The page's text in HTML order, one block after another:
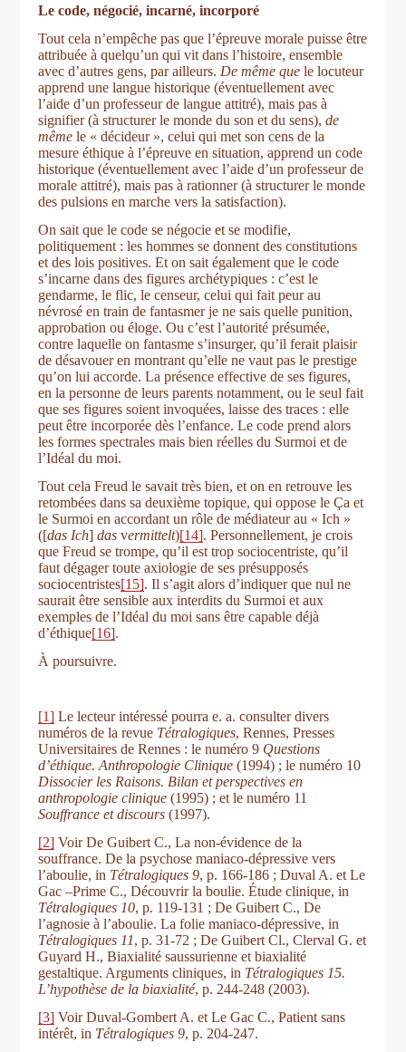
Le code, négocié, incarné, incorporé
Tout cela n’empêche pas que l’épreuve morale puisse être
attribuée à quelqu’un qui vit dans l’histoire, ensemble
avec d’autres gens, par ailleurs. De même que le locuteur
apprend une langue historique (éventuellement avec
l’aide d’un professeur de langue attitré), mais pas à
signifier (à structurer le monde du son et du sens),de
même le « décideur », celui qui met son cens de la
mesure éthique à l’épreuve en situation, apprend un code
historique (éventuellement avec l’aide d’un professeur de
morale attitré), mais pas à rationner (à structurer le monde
des pulsions en marche vers la satisfaction).
On sait que le code se négocie et se modifie,
politiquement : les hommes se donnent des constitutions
et des lois positives. Et on sait également que le code
s’incarne dans des figures archétypiques : c’est le
gendarme, le flic, le censeur, celui qui fait peur au
névrosé en train de fantasmer je ne sais quelle punition,
approbation ou éloge. Ou c’est l’autorité présumée,
contre laquelle on fantasme s’insurger, qu’il ferait plaisir
de désavouer en montrant qu’elle ne vaut pas le prestige
qu’on lui accorde. La présence effective de ses figures,
en la personne de leurs parents notamment, ou le seul fait
que ses figures soient invoquées, laisse des traces : elle
peut être incorporée dès l’enfance. Le code prend alors
les formes spectrales mais bien réelles du Surmoi et de
l’Idéal du moi.
Tout cela Freud le savait très bien, et on en retrouve les
retombées dans sa deuxième topique, qui oppose le Ça et
le Surmoi en accordant un rôle de médiateur au « Ich »
([das Ich]das vermittelt)[14]. Personnellement, je crois
que Freud se trompe, qu’il est trop sociocentriste, qu’il
faut dégager toute axiologie de ses présupposés
sociocentristes[15]. Il s’agit alors d’indiquer que nul ne
saurait être sensible aux interdits du Surmoi et aux
exemples de l’Idéal du moi sans être capable déjà
d’éthique[16].
À poursuivre.
[1] Le lecteur intéressé pourra e. a. consulter divers
numéros de la revue Tétralogiques, Rennes, Presses
Universitaires de Rennes : le numéro 9 Questions
d’éthique. Anthropologie Clinique (1994) ; le numéro 10
Dissocier les Raisons. Bilan et perspectives en
anthropologie clinique (1995) ; et le numéro 11
Souffrance et discours (1997).
[2] Voir De Guibert C., La non-évidence de la
souffrance. De la psychose maniaco-dépressive vers
l’aboulie, in Tétralogiques 9, p. 166-186 ; Duval A. et Le
Gac –Prime C., Découvrir la boulie. Étude clinique, in
Tétralogiques 10, p. 119-131 ; De Guibert C., De
l’agnosie à l’aboulie. La folie maniaco-dépressive, in
Tétralogiques 11, p. 31-72 ; De Guibert Cl., Clerval G. et
Guyard H., Biaxialité saussurienne et biaxialité
gestaltique. Arguments cliniques, in Tétralogiques 15.
L’hypothèse de la biaxialité, p. 244-248 (2003).
[3] Voir Duval-Gombert A. et Le Gac C., Patient sans
intérêt, in Tétralogiques 9, p. 204-247.